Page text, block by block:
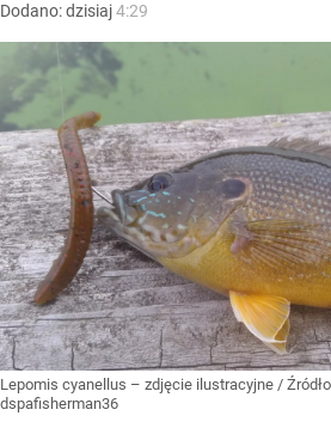
Dodano:dzisiaj4:29
Lepomis cyanellus – zdjęcie ilustracyjne /
dspafisherman36